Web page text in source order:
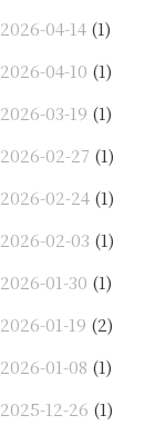
2026-04-14 (1)
2026-04-10 (1)
2026-03-19 (1)
2026-02-27 (1)
2026-02-24 (1)
2026-02-03 (1)
2026-01-30 (1)
2026-01-19 (2)
2026-01-08 (1)
2025-12-26 (1)